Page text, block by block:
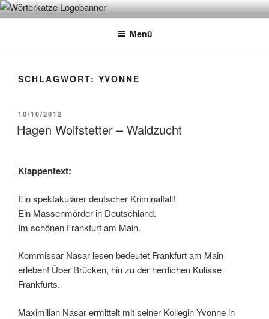
Zum
InhaltWÖRTERKATZE
Von Büchern erzählen
Menü
SCHLAGWORT: YVONNE
VERÖFFENTLICHT
AM
10/10/2012
Hagen Wolfstetter – Waldzucht
Klappentext:
Ein spektakulärer deutscher Kriminalfall!
Ein Massenmörder in Deutschland.
Im schönen Frankfurt am Main.
Kommissar Nasar lesen bedeutet Frankfurt am Main
erleben! Über Brücken, hin zu der herrlichen Kulisse
Frankfurts.
Maximilian Nasar ermittelt mit seiner Kollegin Yvonne in